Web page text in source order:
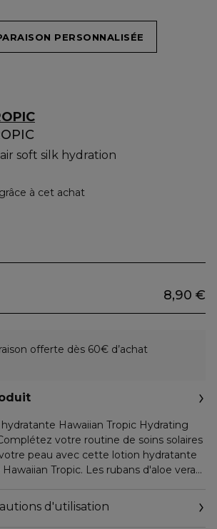
PERSONNALISÉE
soft silk hydration
grâce à cet achat
8,90 €
offerte dès 60€ d’achat
Hawaiian Tropic Hydrating
votre routine de soins solaires
peau avec cette lotion hydratante
Tropic. Les rubans d'aloe vera
aider à préserver votre bronzage.
et non grasse, conçue pour
d'utilisation